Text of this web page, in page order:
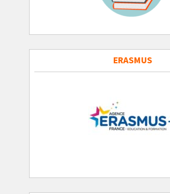
ERASMUS